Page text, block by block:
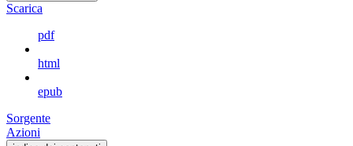
Scarica
pdf
html
epub
Sorgente
Azioni